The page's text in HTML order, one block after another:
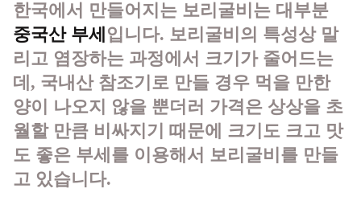
한국에서 만들어지는 보리굴비는 대부분
중국산 부세 입니다. 보리굴비의 특성상 말
리고 염장하는 과정에서 크기가 줄어드는
데, 국내산 참조기로 만들 경우 먹을 만한
양이 나오지 않을 뿐더러 가격은 상상을 초
월할 만큼 비싸지기 때문에 크기도 크고 맛
도 좋은 부세를 이용해서 보리굴비를 만들
고 있습니다.